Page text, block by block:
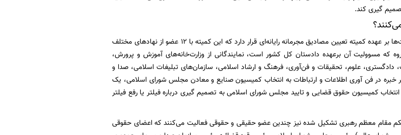
گیری کند.
در حال حاضر مسوولیت پالایش سایت‌ها بر عهده کمیته تعیین مصادیق مجرمانه رایانه‌ای قرار دارد که این کمیته با 12 عضو از نهادهای مختلف
که مسوولیت آن برعهده دادستان کل کشور است، نمایندگانی از وزارت‌خانه‌های آموزش و پرورش،
دادگستری،‌ علوم، تحقیقات و فن‌آوری، فرهنگ و ارشاد اسلامی،‌ سازمان‌های تبلیغات اسلامی، صدا و
خبره در فن آوری اطلاعات و ارتباطات به انتخاب کمیسیون صنایع و معادن مجلس شورای اسلامی، یک
کمیسیون حقوق قضایی و تایید مجلس شورای اسلامی به تصمیم گیری درباره فیلتر یا رفع فیلتر
مقام معظم رهبری تشکیل شده نیز چندین عضو حقیقی و حقوقی فعالیت می‌کنند که اعضای حقوقی